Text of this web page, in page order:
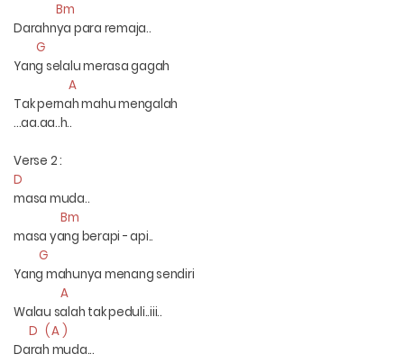
Bm
Darahnya para remaja..
G
Yang selalu merasa gagah
A
Tak pernah mahu mengalah
...aa.aa..h..
Verse 2 :
D
masa muda..
Bm
masa yang berapi - api..
G
Yang mahunya menang sendiri
A
Walau salah tak peduli..iii..
D ( A )
Darah muda...